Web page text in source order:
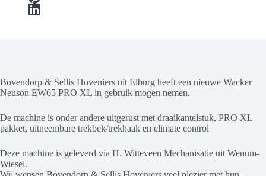
Bovendorp & Sellis Hoveniers uit Elburg heeft een nieuwe Wacker
Neuson EW65 PRO XL in gebruik mogen nemen.
De machine is onder andere uitgerust met draaikantelstuk, PRO XL
pakket, uitneembare trekbek/trekhaak en climate control
Deze machine is geleverd via H. Witteveen Mechanisatie uit Wenum-
Wiesel.